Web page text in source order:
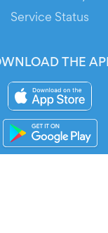
Service Status
THE